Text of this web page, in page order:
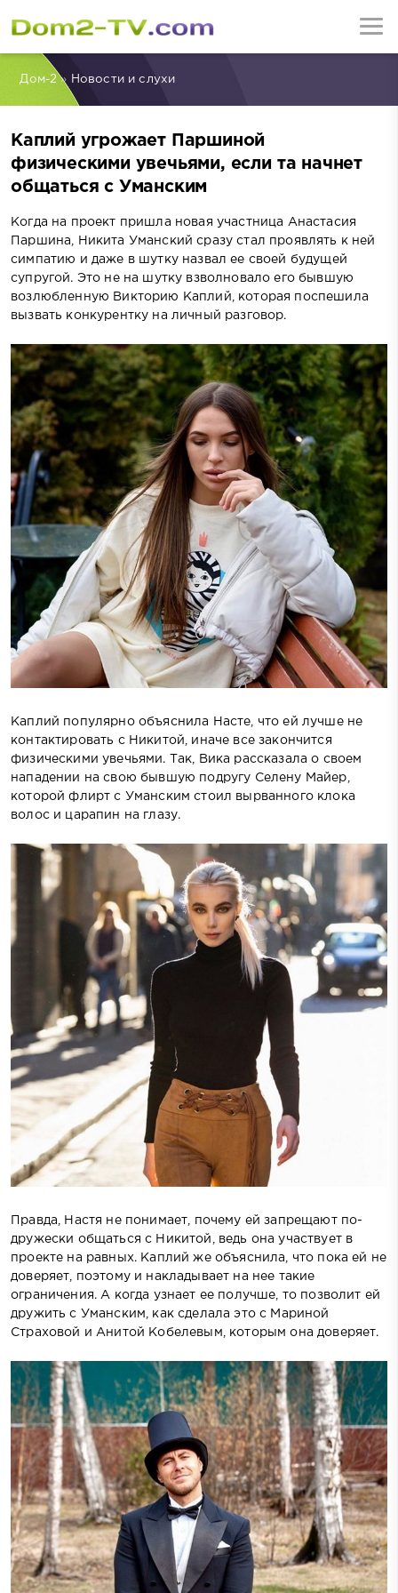
Дом-2» Новости и слухи
Каплий угрожает Паршиной
физическими увечьями, если та начнет
общаться с Уманским
Когда на проект пришла новая участница Анастасия
Паршина, Никита Уманский сразу стал проявлять к ней
симпатию и даже в шутку назвал ее своей будущей
супругой. Это не на шутку взволновало его бывшую
возлюбленную Викторию Каплий, которая поспешила
вызвать конкурентку на личный разговор.
Каплий популярно объяснила Насте, что ей лучше не
контактировать с Никитой, иначе все закончится
физическими увечьями. Так, Вика рассказала о своем
нападении на свою бывшую подругу Селену Майер,
которой флирт с Уманским стоил вырванного клока
волос и царапин на глазу.
Правда, Настя не понимает, почему ей запрещают по-
дружески общаться с Никитой, ведь она участвует в
проекте на равных. Каплий же объяснила, что пока ей не
доверяет, поэтому и накладывает на нее такие
ограничения. А когда узнает ее получше, то позволит ей
дружить с Уманским, как сделала это с Мариной
Страховой и Анитой Кобелевым, которым она доверяет.